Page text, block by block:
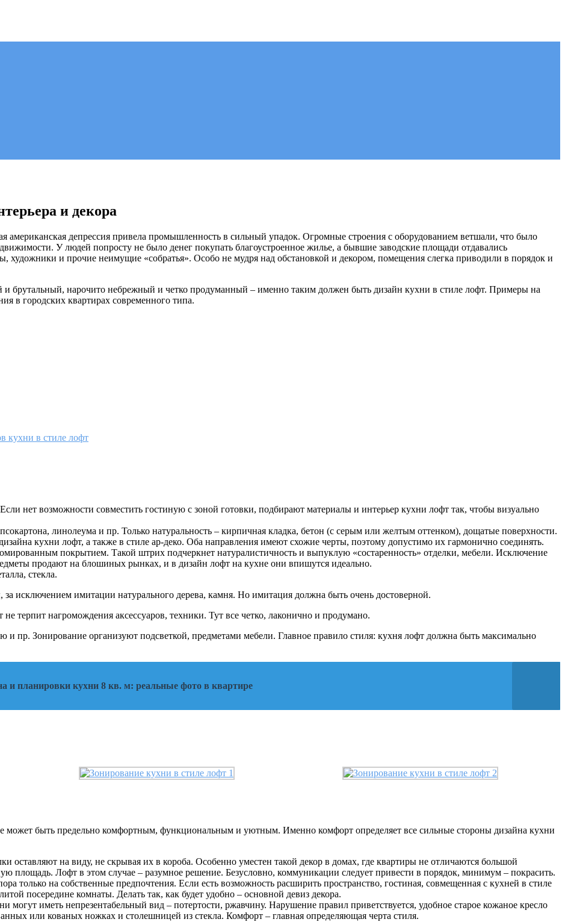
и декора
американская депрессия привела промышленность в сильный упадок. Огромные строения с оборудованием ветшали, что было
У людей попросту не было денег покупать благоустроенное жилье, а бывшие заводские площади отдавались
художники и прочие неимущие «собратья». Особо не мудря над обстановкой и декором, помещения слегка приводили в порядок и
брутальный, нарочито небрежный и четко продуманный – именно таким должен быть дизайн кухни в стиле лофт. Примеры на
в городских квартирах современного типа.
кухни в стиле лофт
нет возможности совместить гостиную с зоной готовки, подбирают материалы и интерьер кухни лофт так, чтобы визуально
линолеума и пр. Только натуральность – кирпичная кладка, бетон (с серым или желтым оттенком), дощатые поверхности.
кухни лофт, а также в стиле ар-деко. Оба направления имеют схожие черты, поэтому допустимо их гармонично соединять.
покрытием. Такой штрих подчеркнет натуралистичность и выпуклую «состаренность» отделки, мебели. Исключение
продают на блошиных рынках, и в дизайн лофт на кухне они впишутся идеально.
стекла.
исключением имитации натурального дерева, камня. Но имитация должна быть очень достоверной.
терпит нагромождения аксессуаров, техники. Тут все четко, лаконично и продумано.
и пр. Зонирование организуют подсветкой, предметами мебели. Главное правило стиля: кухня лофт должна быть максимально
и планировки кухни 8 кв. м: реальные фото в квартире
может быть предельно комфортным, функциональным и уютным. Именно комфорт определяет все сильные стороны дизайна кухни
оставляют на виду, не скрывая их в короба. Особенно уместен такой декор в домах, где квартиры не отличаются большой
площадь. Лофт в этом случае – разумное решение. Безусловно, коммуникации следует привести в порядок, минимум – покрасить.
только на собственные предпочтения. Если есть возможность расширить пространство, гостиная, совмещенная с кухней в стиле
посередине комнаты. Делать так, как будет удобно – основной девиз декора.
иметь непрезентабельный вид – потертости, ржавчину. Нарушение правил приветствуется, удобное старое кожаное кресло
или кованых ножках и столешницей из стекла. Комфорт – главная определяющая черта стиля.